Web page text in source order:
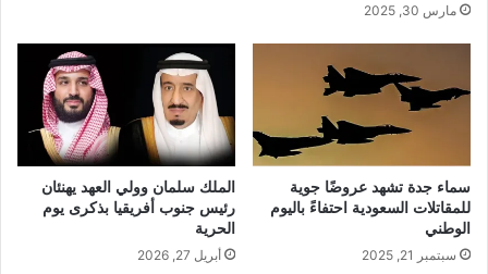
مارس 30, 2025
سماء جدة تشهد عروضًا جوية
للمقاتلات السعودية احتفاءً باليوم
الوطني
سبتمبر 21, 2025
الملك سلمان وولي العهد يهنئان
رئيس جنوب أفريقيا بذكرى يوم
الحرية
أبريل 27, 2026